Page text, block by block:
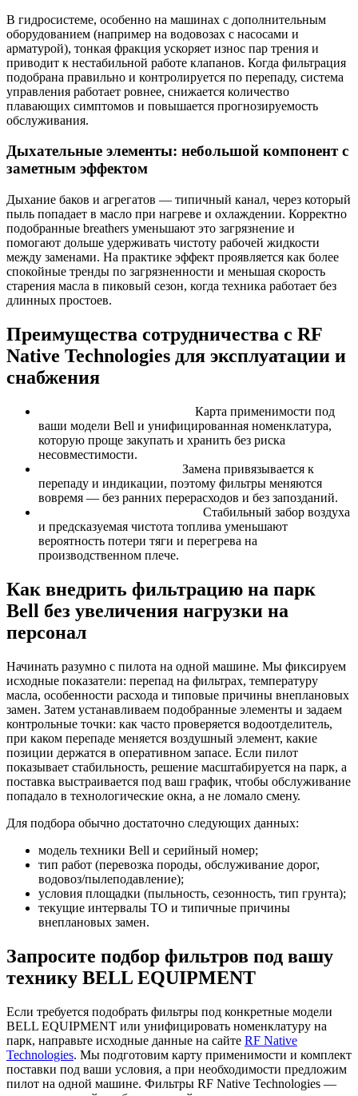
В гидросистеме, особенно на машинах с дополнительным
оборудованием (например на водовозах с насосами и
арматурой), тонкая фракция ускоряет износ пар трения и
приводит к нестабильной работе клапанов. Когда фильтрация
подобрана правильно и контролируется по перепаду, система
управления работает ровнее, снижается количество
плавающих симптомов и повышается прогнозируемость
обслуживания.
Дыхательные элементы: небольшой компонент с
заметным эффектом
Дыхание баков и агрегатов — типичный канал, через который
пыль попадает в масло при нагреве и охлаждении. Корректно
подобранные breathers уменьшают это загрязнение и
помогают дольше удерживать чистоту рабочей жидкости
между заменами. На практике эффект проявляется как более
спокойные тренды по загрязненности и меньшая скорость
старения масла в пиковый сезон, когда техника работает без
длинных простоев.
Преимущества сотрудничества с RF
Native Technologies для эксплуатации и
снабжения
Карта применимости под
ваши модели Bell и унифицированная номенклатура,
которую проще закупать и хранить без риска
несовместимости.
Замена привязывается к
перепаду и индикации, поэтому фильтры меняются
вовремя — без ранних перерасходов и без запозданий.
Стабильный забор воздуха
и предсказуемая чистота топлива уменьшают
вероятность потери тяги и перегрева на
производственном плече.
Как внедрить фильтрацию на парк
Bell без увеличения нагрузки на
персонал
Начинать разумно с пилота на одной машине. Мы фиксируем
исходные показатели: перепад на фильтрах, температуру
масла, особенности расхода и типовые причины внеплановых
замен. Затем устанавливаем подобранные элементы и задаем
контрольные точки: как часто проверяется водоотделитель,
при каком перепаде меняется воздушный элемент, какие
позиции держатся в оперативном запасе. Если пилот
показывает стабильность, решение масштабируется на парк, а
поставка выстраивается под ваш график, чтобы обслуживание
попадало в технологические окна, а не ломало смену.
Для подбора обычно достаточно следующих данных:
модель техники Bell и серийный номер;
тип работ (перевозка породы, обслуживание дорог,
водовоз/пылеподавление);
условия площадки (пыльность, сезонность, тип грунта);
текущие интервалы ТО и типичные причины
внеплановых замен.
Запросите подбор фильтров под вашу
технику BELL EQUIPMENT
Если требуется подобрать фильтры под конкретные модели
BELL EQUIPMENT или унифицировать номенклатуру на
парк, направьте исходные данные на сайте RF Native
Technologies. Мы подготовим карту применимости и комплект
поставки под ваши условия, а при необходимости предложим
пилот на одной машине. Фильтры RF Native Technologies —